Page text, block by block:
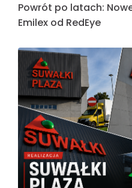
Powrót po latach:
Emilex od RedEye